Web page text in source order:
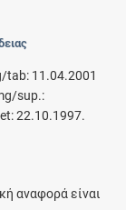
tab: 11.04.2001
sup.:
22.10.1997.
αναφορά είναι